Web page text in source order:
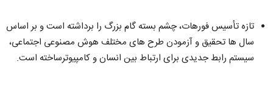
تازه تأسیس فورهات، چشم بسته گام بزرگ را برداشته است و بر اساس
سال ها تحقیق و آزمودن طرح های مختلف هوش مصنوعی اجتماعی،
سیستم رابط جدیدی برای ارتباط بین انسان و کامپیوترساخته است.